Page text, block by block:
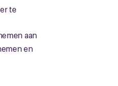
te
aan
en